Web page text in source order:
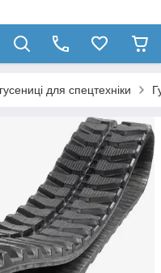
для спецтехніки